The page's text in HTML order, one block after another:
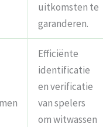
uitkomsten te
garanderen.
Efficiënte
identificatie
en verificatie
van spelers
om witwassen